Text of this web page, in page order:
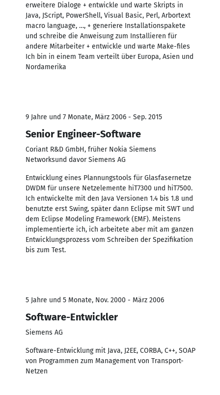
erweitere Dialoge + entwickle und warte Skripts in
Java, JScript, PowerShell, Visual Basic, Perl, Arbortext
macro language, …, + generiere Installationspakete
und schreibe die Anweisung zum Installieren für
andere Mitarbeiter + entwickle und warte Make-files
Ich bin in einem Team verteilt über Europa, Asien und
Nordamerika
9 Jahre und 7 Monate, März 2006 - Sep. 2015
Senior Engineer-Software
Coriant R&D GmbH, früher Nokia Siemens
Networksund davor Siemens AG
Entwicklung eines Plannungstools für Glasfasernetze
DWDM für unsere Netzelemente hiT7300 und hiT7500.
Ich entwickelte mit den Java Versionen 1.4 bis 1.8 und
benutzte erst Swing, später dann Eclipse mit SWT und
dem Eclipse Modeling Framework (EMF). Meistens
implementierte ich, ich arbeitete aber mit am ganzen
Entwicklungsprozess vom Schreiben der Spezifikation
bis zum Test.
5 Jahre und 5 Monate, Nov. 2000 - März 2006
Software-Entwickler
Siemens AG
Software-Entwicklung mit Java, J2EE, CORBA, C++, SOAP
von Programmen zum Management von Transport-
Netzen